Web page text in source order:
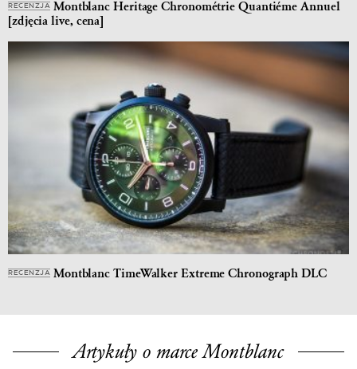
RECENZJA Montblanc Heritage Chronométrie Quantiéme Annuel
[zdjęcia live, cena]
RECENZJA Montblanc TimeWalker Extreme Chronograph DLC
Artykuły o marce Montblanc